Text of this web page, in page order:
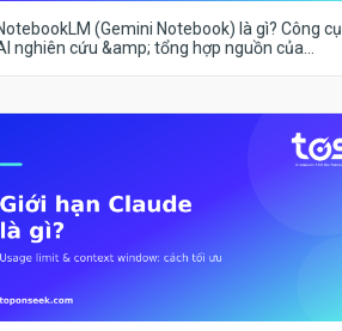
(Gemini Notebook) là gì? Công cụ
nghiên cứu &amp; tổng hợp nguồn của